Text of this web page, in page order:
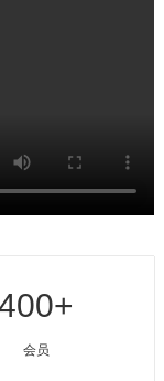
会员